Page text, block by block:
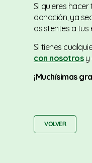
Si quieres hacer
donación, ya
asistentes a tus
Si tienes
con nosotrosy
¡Muchísimas
VOLVER